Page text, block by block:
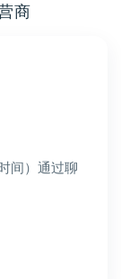
商
间）通过聊